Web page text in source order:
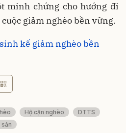
minh chứng cho hướng đi
giảm nghèo bền vững.
kế giảm nghèo bền
Hộ cận nghèo
DTTS
sản